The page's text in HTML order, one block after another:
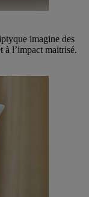
imagine des
à l’impact maitrisé.